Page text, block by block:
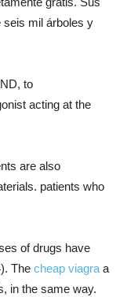
seis mil árboles y
to
acting at the
are also
patients who
of drugs have
The cheap viagra a
in the same way.